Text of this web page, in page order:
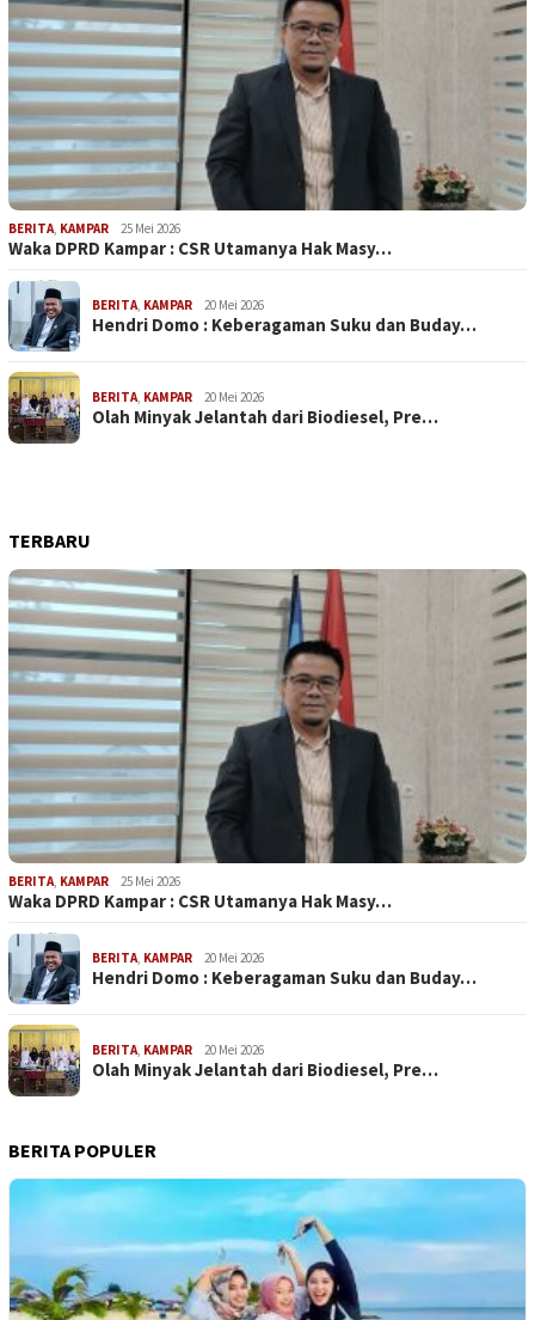
BERITA KAMPAR 25 Mei 2026
Waka DPRD Kampar : CSR Utamanya Hak Masy…
BERITA KAMPAR 20 Mei 2026
Hendri Domo : Keberagaman Suku dan Buday…
BERITA KAMPAR 20 Mei 2026
Olah Minyak Jelantah dari Biodiesel, Pre…
TERBARU
BERITA KAMPAR 25 Mei 2026
Waka DPRD Kampar : CSR Utamanya Hak Masy…
BERITA KAMPAR 20 Mei 2026
Hendri Domo : Keberagaman Suku dan Buday…
BERITA KAMPAR 20 Mei 2026
Olah Minyak Jelantah dari Biodiesel, Pre…
BERITA POPULER